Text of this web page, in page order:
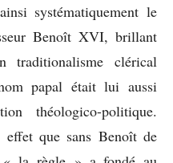
systématiquement le
Benoît XVI, brillant
traditionalisme clérical
papal était lui aussi
théologico-politique.
effet que sans Benoît de